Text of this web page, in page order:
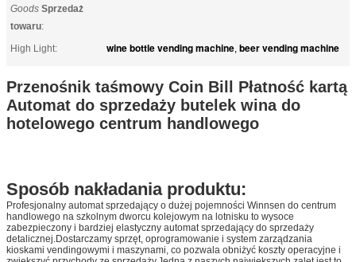
Goods Sprzedaż
towaru:
High Light: wine bottle vending machine, beer vending machine
Przenośnik taśmowy Coin Bill Płatność kartą
Automat do sprzedaży butelek wina do
hotelowego centrum handlowego
Sposób nakładania produktu:
Profesjonalny automat sprzedający o dużej pojemności Winnsen do centrum
handlowego na szkolnym dworcu kolejowym na lotnisku to wysoce
zabezpieczony i bardziej elastyczny automat sprzedający do sprzedaży
detalicznej.Dostarczamy sprzęt, oprogramowanie i system zarządzania
kioskami vendingowymi i maszynami, co pozwala obniżyć koszty operacyjne i